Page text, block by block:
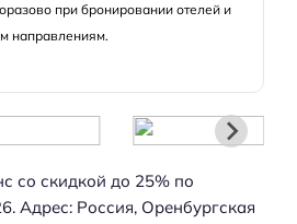
при бронировании отелей и
направлениям.
со скидкой до 25% по
Адрес: Россия, Оренбургская